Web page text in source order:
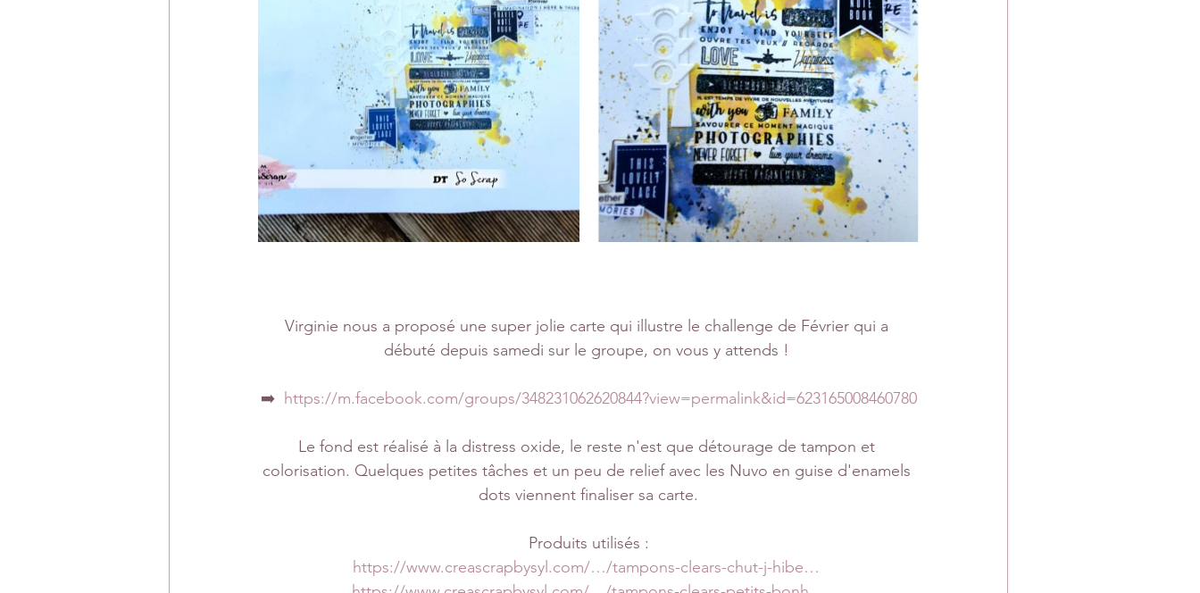
Virginie nous a proposé une super jolie carte qui illustre le challenge de Février qui a
débuté depuis samedi sur le groupe, on vous y attends !
➡️ https://m.facebook.com/groups/348231062620844?view=permalink&id=623165008460780
Le fond est réalisé à la distress oxide, le reste n'est que détourage de tampon et
colorisation. Quelques petites tâches et un peu de relief avec les Nuvo en guise d'enamels
dots viennent finaliser sa carte.
Produits utilisés :
https://www.creascrapbysyl.com/…/tampons-clears-chut-j-hibe…